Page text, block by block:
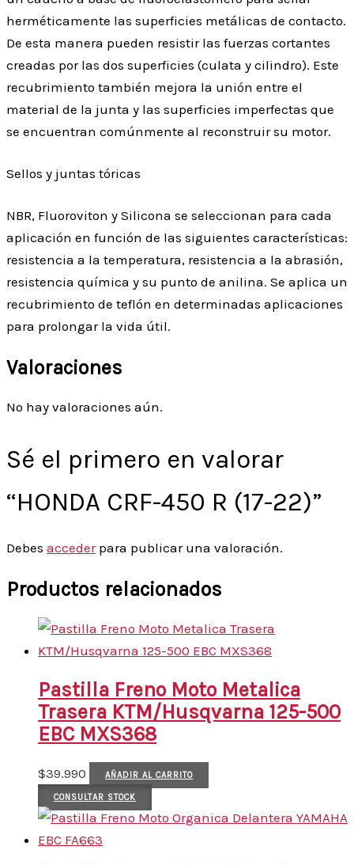
herméticamente las superficies metálicas de contacto.
De esta manera pueden resistir las fuerzas cortantes
creadas por las dos superficies (culata y cilindro). Este
recubrimiento también mejora la unión entre el
material de la junta y las superficies imperfectas que
se encuentran comúnmente al reconstruir su motor.
Sellos y juntas tóricas
NBR, Fluoroviton y Silicona se seleccionan para cada
aplicación en función de las siguientes características:
resistencia a la temperatura, resistencia a la abrasión,
resistencia química y su punto de anilina. Se aplica un
recubrimiento de teflón en determinadas aplicaciones
para prolongar la vida útil.
Valoraciones
No hay valoraciones aún.
Sé el primero en valorar
“HONDA CRF-450 R (17-22)”
Debes accederpara publicar una valoración.
Productos relacionados
Pastilla Freno Moto Metalica
Trasera KTM/Husqvarna 125-500
EBC MXS368
$39.990 AÑADIR AL CARRITO
CONSULTAR STOCK